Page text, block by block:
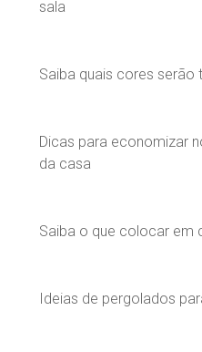
sala
Saiba quais cores serão
Dicas para economizar
da casa
Saiba o que colocar em
Ideias de pergolados